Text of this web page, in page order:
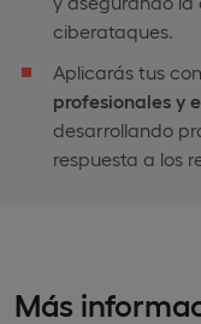
ciberataques.
Aplicarás tus
profesionales y
desarrollando
respuesta a los
Más